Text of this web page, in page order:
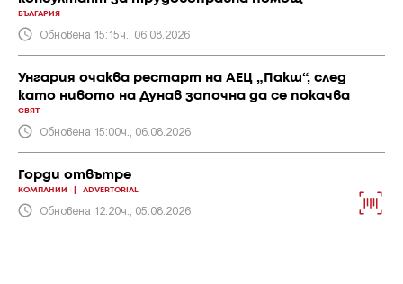
БЪЛГАРИЯ
Обновена 15:15ч., 06.08.2026
Унгария очаква рестарт на АЕЦ „Пакш“, след
като нивото на Дунав започна да се покачва
СВЯТ
Обновена 15:00ч., 06.08.2026
Горди отвътре
КОМПАНИИ ADVERTORIAL
Обновена 12:20ч., 05.08.2026